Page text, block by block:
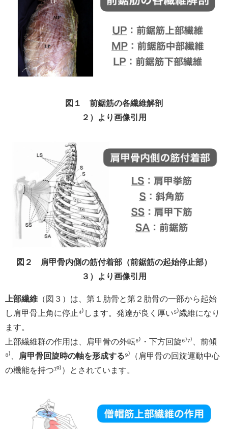
図１ 前鋸筋の各繊維解剖
２）より画像引用
図２ 肩甲骨内側の筋付着部（前鋸筋の起始停止部）
３）より画像引用
上部繊維 （図３）は、第１肋骨と第２肋骨の一部から起始
し肩甲骨上角に停止⁴⁾します。発達が良く厚い⁵⁾繊維になり
ます。
上部繊維群の作用は、肩甲骨の外転⁶⁾・下方回旋⁶⁾⁷⁾、前傾
⁸⁾、
肩甲骨回旋時の軸を形成する⁹⁾（肩甲骨の回旋運動中心
の機能を持つ¹⁰⁾）とされています。